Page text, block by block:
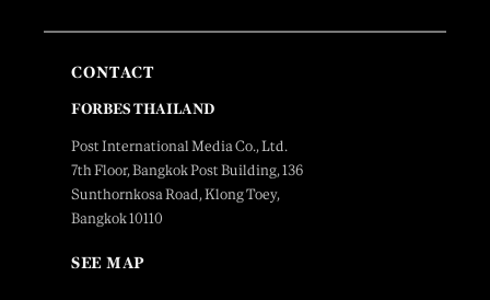
CONTACT
FORBES THAILAND
Post International Media Co., Ltd.
7th Floor, Bangkok Post Building, 136
Sunthornkosa Road, Klong Toey,
Bangkok 10110
SEE MAP